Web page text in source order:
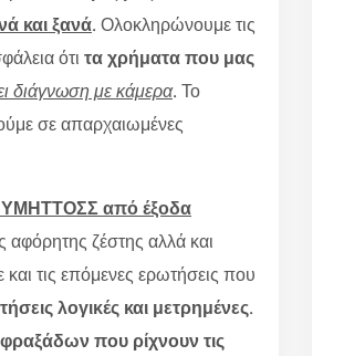
και ξανά. Ολοκληρώνουμε τις
ότι τα χρήματα που μας
διάγνωση με κάμερα. Το
σε απαρχαιωμένες
από έξοδα
ζέστης αλλά και
τις επόμενες ερωτήσεις που
λογικές και μετρημένες.
που ρίχνουν τις